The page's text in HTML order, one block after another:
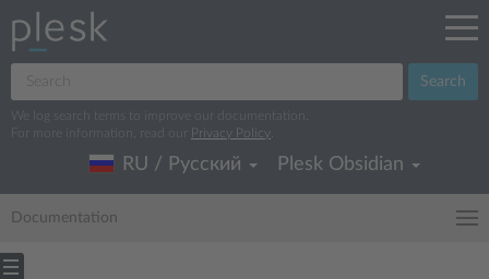
Search
We log search terms to improve our documentation.
For more information, read our
Privacy Policy
RU / Русский Plesk Obsidian
Documentation